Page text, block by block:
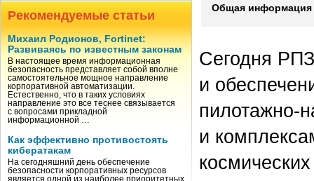
Рекомендуемые статьи
Михаил Родионов, Fortinet:
Развиваясь по известным законам
В настоящее время информационная
безопасность представляет собой вполне
самостоятельное мощное направление
корпоративной автоматизации.
Естественно, что в таких условиях
направление это все теснее связывается
с вопросами прикладной
информационной …
Как эффективно противостоять
кибератакам
На сегодняшний день обеспечение
безопасности корпоративных ресурсов
является одной из наиболее приоритетных
Общая информация
Сегодня
и
пилотажно-
и